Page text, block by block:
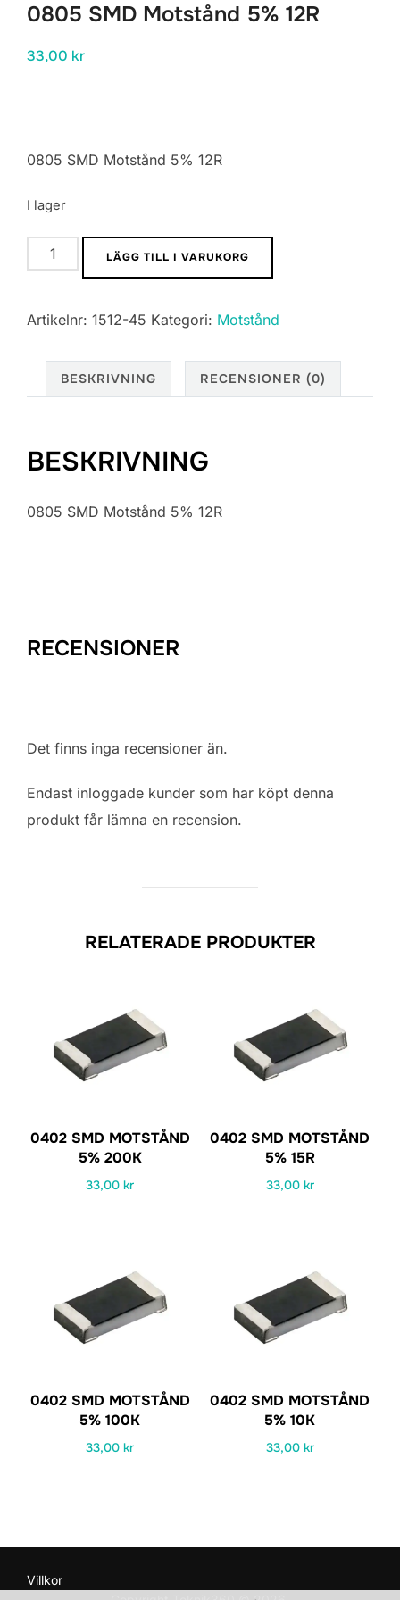
0805 SMD Motstånd 5% 12R
33,00 kr
0805 SMD Motstånd 5% 12R
I lager
0805
SMD
5%
mängd
LÄGG TILL I VARUKORG
Artikelnr: 1512-45 Kategori: Motstånd
BESKRIVNING RECENSIONER (0)
BESKRIVNING
0805 SMD Motstånd 5% 12R
RECENSIONER
Det finns inga recensioner än.
Endast inloggade kunder som har köpt denna
produkt får lämna en recension.
RELATERADE PRODUKTER
0402 SMD MOTSTÅND
5% 200K
33,00kr
0402 SMD MOTSTÅND
5% 15R
33,00 kr
0402 SMD MOTSTÅND
5% 100K
33,00kr
0402 SMD MOTSTÅND
5% 10K
33,00 kr
Villkor